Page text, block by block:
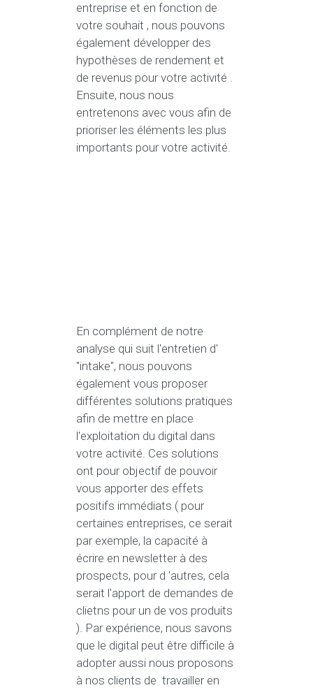
entreprise et en fonction de
votre souhait , nous pouvons
également développer des
hypothèses de rendement et
de revenus pour votre activité .
Ensuite, nous nous
entretenons avec vous afin de
prioriser les éléments les plus
importants pour votre activité.
En complément de notre
analyse qui suit l'entretien d'
"intake", nous pouvons
également vous proposer
différentes solutions pratiques
afin de mettre en place
l'exploitation du digital dans
votre activité. Ces solutions
ont pour objectif de pouvoir
vous apporter des effets
positifs immédiats ( pour
certaines entreprises, ce serait
par exemple, la capacité à
écrire en newsletter à des
prospects, pour d 'autres, cela
serait l'apport de demandes de
clietns pour un de vos produits
). Par expérience, nous savons
que le digital peut être difficile à
adopter aussi nous proposons
à nos clients de travailler en